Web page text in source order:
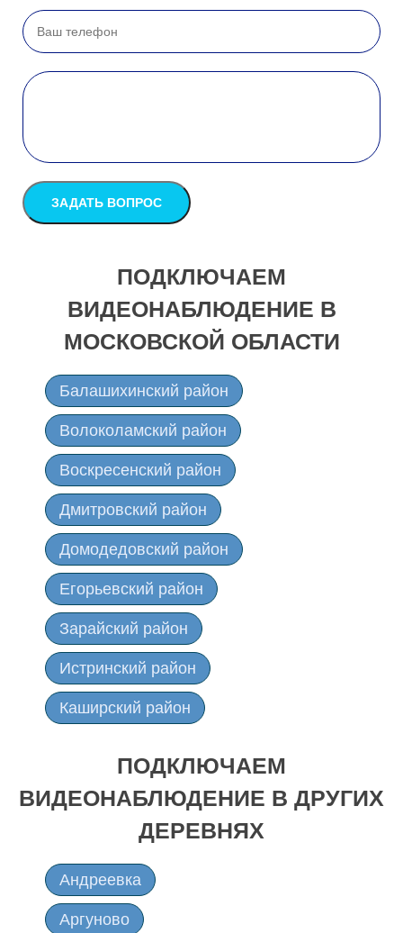
ПОДКЛЮЧАЕМ
ВИДЕОНАБЛЮДЕНИЕ В
МОСКОВСКОЙ ОБЛАСТИ
Балашихинский район
Волоколамский район
Воскресенский район
Дмитровский район
Домодедовский район
Егорьевский район
Зарайский район
Истринский район
Каширский район
Коломенский район
Лотошинский район
Луховицкий район
Можайский район
ПОДКЛЮЧАЕМ
ВИДЕОНАБЛЮДЕНИЕ В ДРУГИХ
ДЕРЕВНЯХ
Андреевка
Аргуново